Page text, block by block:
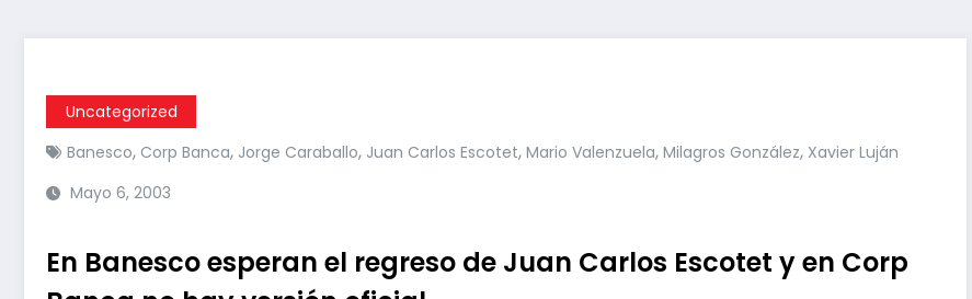
Uncategorized
Banesco, Corp Banca, Jorge Caraballo, Juan Carlos Escotet, Mario Valenzuela, Milagros González, Xavier Luján
Mayo 6, 2003
En Banesco esperan el regreso de Juan Carlos Escotet y en Corp